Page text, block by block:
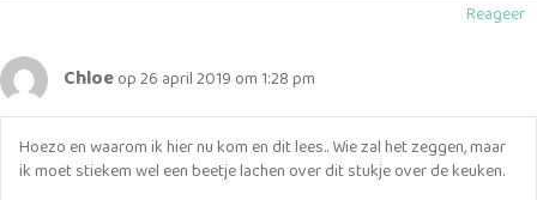
Reageer
Chloeop 26 april 2019 om 1:28 pm
Hoezo en waarom ik hier nu kom en dit lees.. Wie zal het zeggen, maar
ik moet stiekem wel een beetje lachen over dit stukje over de keuken.